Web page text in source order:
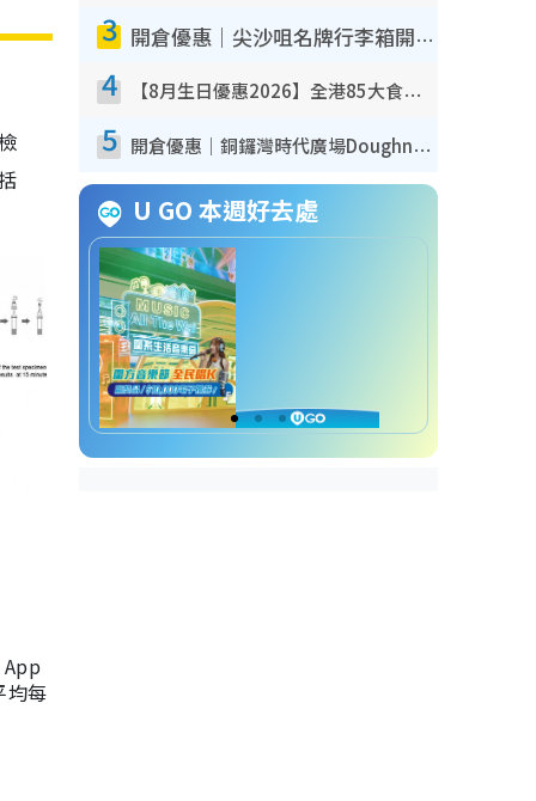
均每
3 開倉優惠｜尖沙咀名牌行李箱開倉低至4折！一連5日 American Tourister/ace./Hallmark $200起！
4 【8月生日優惠2026】全港85大食買玩著數攻略 自助餐/火鍋放題同行免費＋誠品/DONKI送現金券
5 開倉優惠｜銅鑼灣時代廣場Doughnut/Campo Marzio開倉低至1折！背囊、書包、手袋劈價$200起
U GO 本週好去處